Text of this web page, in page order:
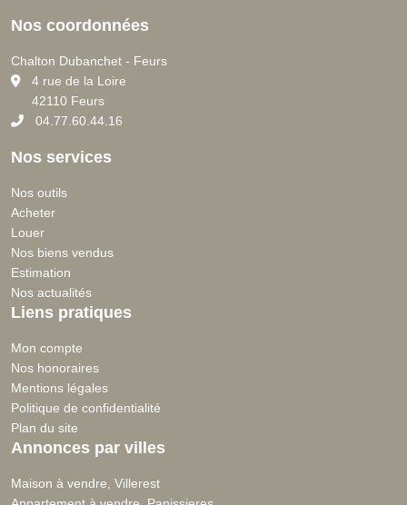
Nos coordonnées
Chalton Dubanchet - Feurs
4 rue de la Loire
42110 Feurs
04.77.60.44.16
Nos services
Nos outils
Acheter
Louer
Nos biens vendus
Estimation
Nos actualités
Liens pratiques
Mon compte
Nos honoraires
Mentions légales
Politique de confidentialité
Plan du site
Annonces par villes
Maison à vendre, Villerest